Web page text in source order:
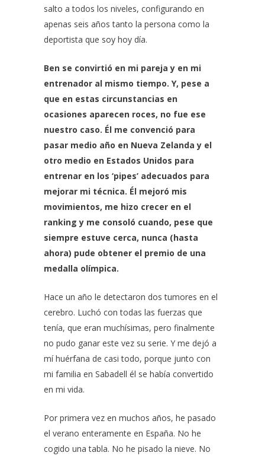
salto a todos los niveles, configurando en
apenas seis años tanto la persona como la
deportista que soy hoy día.
Ben se convirtió en mi pareja y en mi
entrenador al mismo tiempo. Y, pese a
que en estas circunstancias en
ocasiones aparecen roces, no fue ese
nuestro caso. Él me convenció para
pasar medio año en Nueva Zelanda y el
otro medio en Estados Unidos para
entrenar en los ‘pipes’ adecuados para
mejorar mi técnica. Él mejoró mis
movimientos, me hizo crecer en el
ranking y me consoló cuando, pese que
siempre estuve cerca, nunca (hasta
ahora) pude obtener el premio de una
medalla olímpica.
Hace un año le detectaron dos tumores en el
cerebro. Luchó con todas las fuerzas que
tenía, que eran muchísimas, pero finalmente
no pudo ganar este vez su serie. Y me dejó a
mí huérfana de casi todo, porque junto con
mi familia en Sabadell él se había convertido
en mi vida.
Por primera vez en muchos años, he pasado
el verano enteramente en España. No he
cogido una tabla. No he pisado la nieve. No